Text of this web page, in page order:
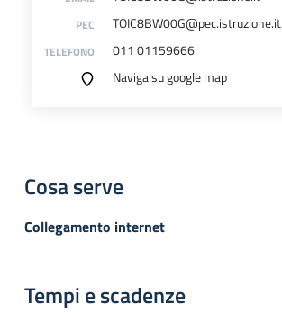
PEC TOIC8BW00G@pec.istruzione.it
TELEFONO
011 01159666
Naviga su google map
Cosa serve
Collegamento internet
Tempi e scadenze